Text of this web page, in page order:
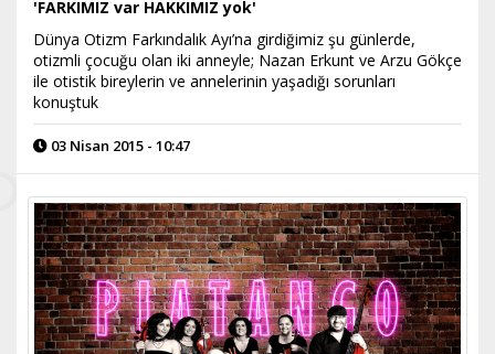
'FARKIMIZ var HAKKIMIZ yok'
Dünya Otizm Farkındalık Ayı’na girdiğimiz şu günlerde,
otizmli çocuğu olan iki anneyle; Nazan Erkunt ve Arzu Gökçe
ile otistik bireylerin ve annelerinin yaşadığı sorunları
konuştuk
03 Nisan 2015 - 10:47